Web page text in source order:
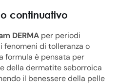
continuativo
DERMA per periodi
fenomeni di tolleranza o
formula è pensata per
della dermatite seborroica
il benessere della pelle